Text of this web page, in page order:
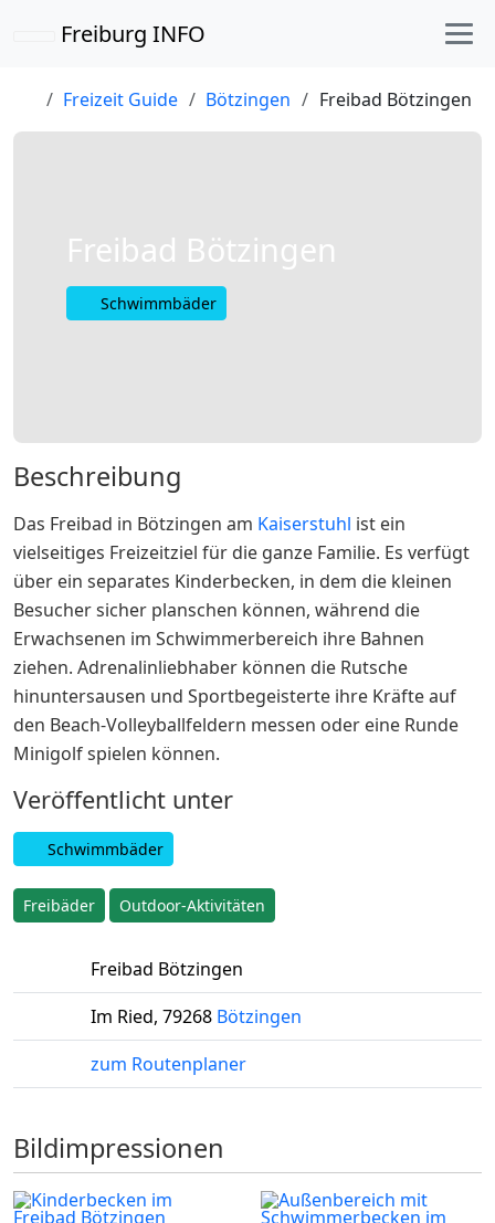
Freiburg INFO
Freizeit Guide Bötzingen Freibad Bötzingen
Freibad Bötzingen
Schwimm­bäder
Beschreibung
Das Freibad in Bötzingen am Kaiserstuhl ist ein
vielseitiges Freizeitziel für die ganze Familie. Es verfügt
über ein separates Kinderbecken, in dem die kleinen
Besucher sicher planschen können, während die
Erwachsenen im Schwimmerbereich ihre Bahnen
ziehen. Adrenalinliebhaber können die Rutsche
hinuntersausen und Sportbegeisterte ihre Kräfte auf
den Beach-Volleyballfeldern messen oder eine Runde
Minigolf spielen können.
Veröffentlicht unter
Schwimm­bäder
Freibäder Outdoor-Aktivitäten
Freibad Bötzingen
Im Ried, 79268 Bötzingen
zum Routenplaner
Bildimpressionen